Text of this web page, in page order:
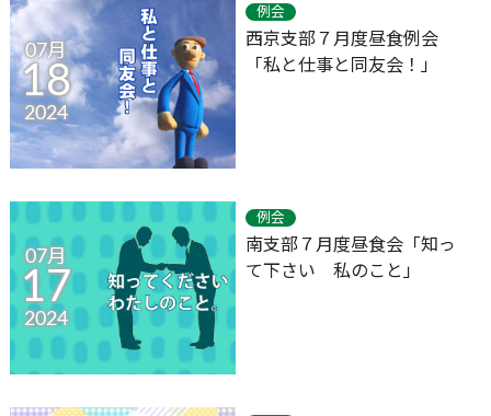
07月
18
2024
例会
西京支部７月度昼食例会
「私と仕事と同友会！」
07月
17
2024
例会
南支部７月度昼食会「知っ
て下さい 私のこと」